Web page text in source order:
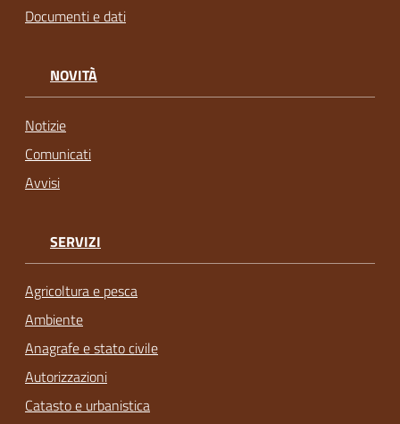
Documenti e dati
NOVITÀ
Notizie
Comunicati
Avvisi
SERVIZI
Agricoltura e pesca
Ambiente
Anagrafe e stato civile
Autorizzazioni
Catasto e urbanistica